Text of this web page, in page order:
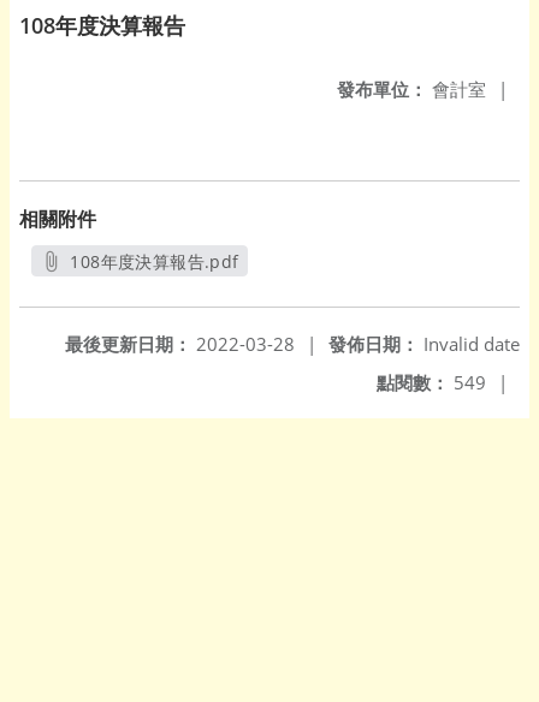
108年度決算報告
發布單位： 會計室 |
相關附件
108年度決算報告.pdf
發佈日期： Invalid date
最後更新日期： 2022-03-28
|
點閱數： 549 |